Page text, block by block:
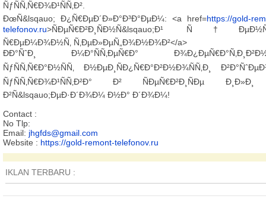
ÑƒÑÑ‚Ñ€Ð¾Ð¹ÑÑ‚Ð².
ÐœÑ&lsqauo; Ð¿Ñ€ÐµÐ´Ð»Ð°Ð³Ð°ÐµÐ¼: <a href=https://gold-
telefonov.ru>ÑÐµÑ€Ð²Ð¸ÑÐ½Ñ&lsqauo;Ð¹
Ñ€ÐµÐ¼Ð¾Ð½Ñ‚ Ñ‚ÐµÐ»ÐµÑ„Ð¾Ð½Ð¾Ð²</a>
ÐÐ°ÑˆÐ¸ Ð¼Ð°ÑÑ‚ÐµÑ€Ð°
ÑƒÑÑ‚Ñ€Ð°Ð½ÑÑ‚ Ð½ÐµÐ¸ÑÐ¿Ñ€Ð°Ð²Ð½Ð¾ÑÑ‚Ð¸
ÑƒÑÑ‚Ñ€Ð¾Ð¹ÑÑ‚Ð²Ð° Ð² ÑÐµÑ€Ð²Ð¸ÑÐµ
Ð²Ñ&lsqauo;ÐµÐ·Ð´Ð¾Ð¼ Ð½Ð° Ð´Ð¾Ð¼!
Contact :
No Tlp:
Email: jhgfds@gmail.com
Website : https://gold-remont-telefonov.ru
IKLAN TERBARU :